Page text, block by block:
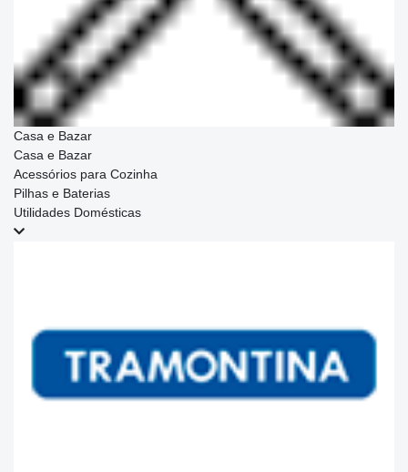
Casa e Bazar
Casa e Bazar
Acessórios para Cozinha
Pilhas e Baterias
Utilidades Domésticas